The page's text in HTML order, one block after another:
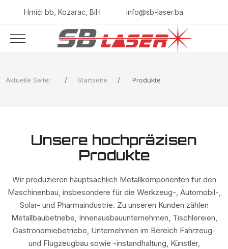
Hrnići bb, Kozarac, BiH info@sb-laser.ba
Aktuelle Seite: Startseite Produkte
Unsere hochpräzisen
Produkte
Wir produzieren hauptsächlich Metallkomponenten für den
Maschinenbau, insbesondere für die Werkzeug-, Automobil-,
Solar- und Pharmaindustrie. Zu unseren Kunden zählen
Metallbaubetriebe, Innenausbauunternehmen, Tischlereien,
Gastronomiebetriebe, Unternehmen im Bereich Fahrzeug-
und Flugzeugbau sowie -instandhaltung, Künstler,